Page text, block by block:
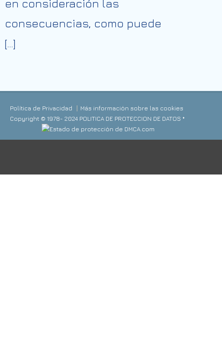
en consideración las
consecuencias, como puede
[…]
Política de Privacidad
Más información sobre las cookies
Copyright © 1978- 2024 POLITICA DE PROTECCION DE DATOS *